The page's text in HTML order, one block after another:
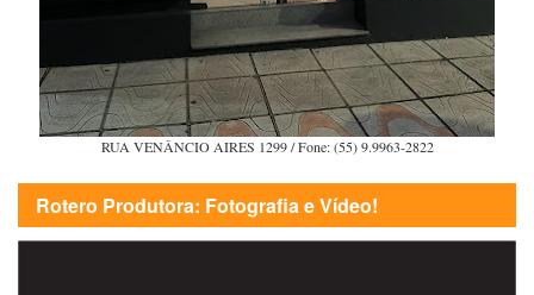
RUA VENÂNCIO AIRES 1299 / Fone: (55) 9.9963-2822
Rotero Produtora: Fotografia e Vídeo!